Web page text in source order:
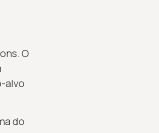
O
alvo
do